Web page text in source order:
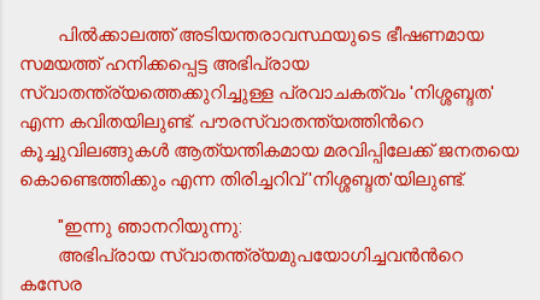
പില്‍ക്കാലത്ത് അടിയന്തരാവസ്ഥയുടെ ഭീഷണമായ
സമയത്ത് ഹനിക്കപ്പെട്ട അഭിപ്രായ
സ്വാതന്ത്ര്യത്തെക്കുറിച്ചുള്ള പ്രവാചകത്വം 'നിശ്ശബ്ദത'
എന്ന കവിതയിലുണ്ട്. പൗരസ്വാതന്ത്യത്തിന്‍റെ
കൂച്ചുവിലങ്ങുകള്‍ ആത്യന്തികമായ മരവിപ്പിലേക്ക് ജനതയെ
കൊണ്ടെത്തിക്കും എന്ന തിരിച്ചറിവ് 'നിശ്ശബ്ദത'യിലുണ്ട്.
"ഇന്നു ഞാനറിയുന്നു:
അഭിപ്രായ സ്വാതന്ത്ര്യമുപയോഗിച്ചവന്‍ന്‍റെ
കസേര